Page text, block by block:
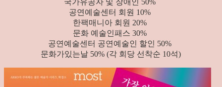
국가유공자 및 장애인 50%
공연예술센터 회원 10%
한팩매니아 회원 20%
문화 예술인패스 30%
공연예술센터 공연예술인 할인 50%
문화가있는날 50% (각 회당 선착순 10석)